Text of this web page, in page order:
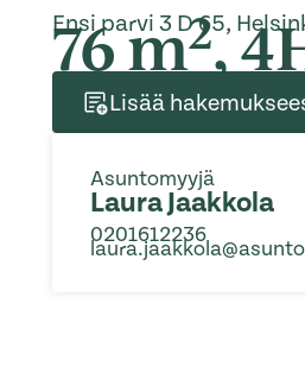
Ensi parvi 3 D 65,
76 m2,
Lisää
Asuntomyyjä
Laura Jaakkola
0201612236